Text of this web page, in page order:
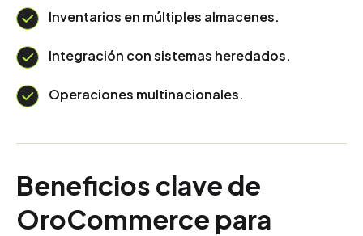
Inventarios en múltiples almacenes.
Integración con sistemas heredados.
Operaciones multinacionales.
Beneficios clave de
OroCommerce para